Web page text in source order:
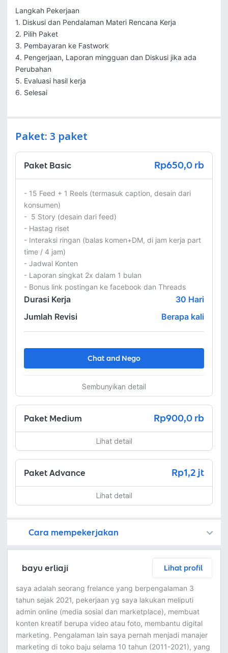
Langkah Pekerjaan
1. Diskusi dan Pendalaman Materi Rencana Kerja
2. Pilih Paket
3. Pembayaran ke Fastwork
4. Pengerjaan, Laporan mingguan dan Diskusi jika ada
Perubahan
5. Evaluasi hasil kerja
6. Selesai
Paket: 3 paket
Paket Basic Rp650,0 rb
- 15 Feed + 1 Reels (termasuk caption, desain dari
konsumen)
-  5 Story (desain dari feed)
- Hastag riset
- Interaksi ringan (balas komen+DM, di jam kerja part
time / 4 jam)
- Jadwal Konten
- Laporan singkat 2x dalam 1 bulan
- Bonus link postingan ke facebook dan Threads
Durasi Kerja 30 Hari
Jumlah Revisi
Berapa kali
Chat and Nego
Sembunyikan detail
Paket Medium Rp900,0 rb
Lihat detail
Paket Advance Rp1,2 jt
Lihat detail
Cara mempekerjakan
bayu erliaji Lihat profil
saya adalah seorang frelance yang berpengalaman 3
tahun sejak 2021, pekerjaan yg saya lakukan meliputi
admin online (media sosial dan marketplace), membuat
konten kreatif berupa video atau foto, membantu digital
marketing. Pengalaman lain saya pernah menjadi manajer
marketing di toko baju selama 10 tahun (2011-2021), yang